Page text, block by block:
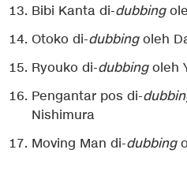
Bibi Kanta di-dubbing
Otoko di-dubbingoleh
Ryouko di-dubbingoleh
Pengantar pos di-
Nishimura
Moving Man di-dubbing